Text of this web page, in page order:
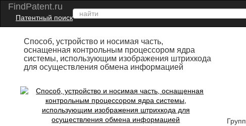
FindPatent.ru
Патентный поиск
Способ, устройство и носимая часть,
оснащенная контрольным процессором ядра
системы, использующим изображения штрихкода
для осуществления обмена информацией